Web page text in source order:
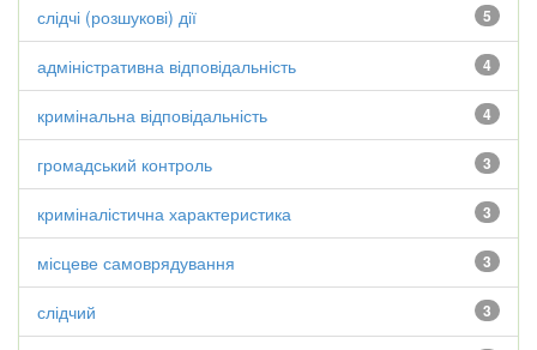
5
слідчі (розшукові) дії
4
адміністративна відповідальність
4
кримінальна відповідальність
3
громадський контроль
3
криміналістична характеристика
3
місцеве самоврядування
3
слідчий